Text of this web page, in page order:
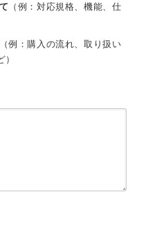
（例：対応規格、機能、仕
（例：購入の流れ、取り扱い